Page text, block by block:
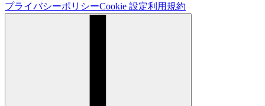
プライバシーポリシーCookie 設定利用規約